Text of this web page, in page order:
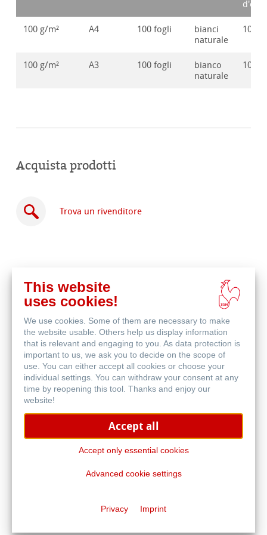
100 g/m² A4 100 fogli
bianci
naturale
100 g/m² A3 100 fogli
bianco
naturale
Acquista prodotti
Trova un rivenditore
Acquista
online
This website
uses cookies!
We use cookies. Some of them are necessary to make
the website usable. Others help us display information
that is relevant and engaging to you. As data protection is
important to us, we ask you to decide on the scope of
use. You can either accept all cookies or choose your
individual settings. You can withdraw your consent at any
time by reopening this tool. Thanks and enjoy our
website!
Accept all
Accept only essential cookies
Advanced cookie settings
Privacy Imprint